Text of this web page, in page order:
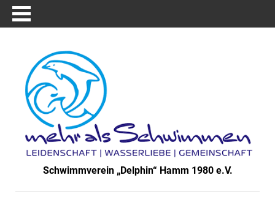
Schwimmverein „Delphin“ Hamm 1980 e.V.